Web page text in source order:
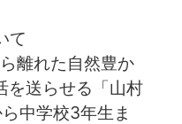
て
離れた自然豊か
を送らせる「山村
中学校3年生ま